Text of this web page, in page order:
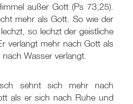
außer Gott (Ps 73 ,25).
mehr als Gott. So wie der
so lechzt der geistliche
verlangt mehr nach Gott als
Wasser verlangt.
sehnt sich mehr nach
als er sich nach Ruhe und